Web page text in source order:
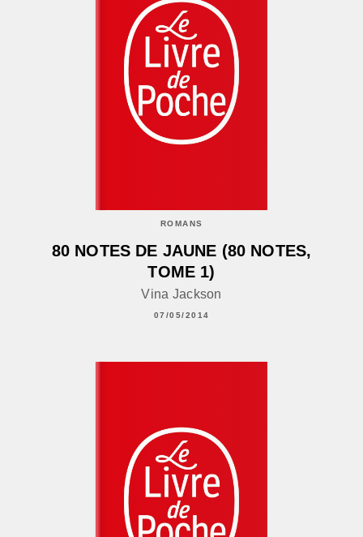
ROMANS
80 NOTES DE JAUNE (80 NOTES,
TOME 1)
Vina Jackson
07/05/2014